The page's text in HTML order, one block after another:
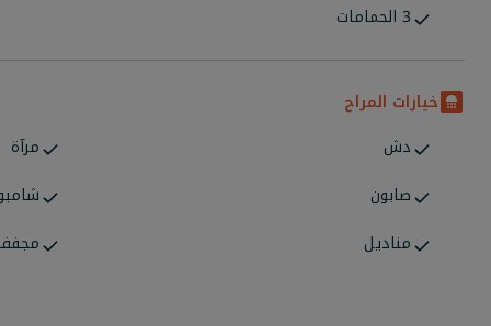
3 الحمامات
خيارات المراح
دش
مرآة
صابون
مناديل